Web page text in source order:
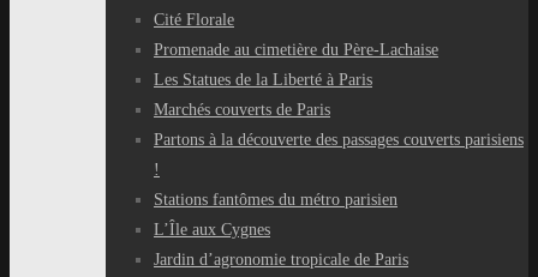
Cité Florale
Promenade au cimetière du Père-Lachaise
Les Statues de la Liberté à Paris
Marchés couverts de Paris
Partons à la découverte des passages couverts parisiens
!
Stations fantômes du métro parisien
L’Île aux Cygnes
Jardin d’agronomie tropicale de Paris